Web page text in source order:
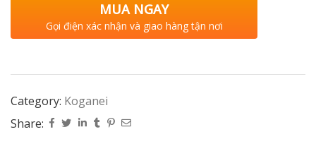
MUA NGAY
Gọi điện xác nhận và giao hàng tận nơi
Category: Koganei
Share: